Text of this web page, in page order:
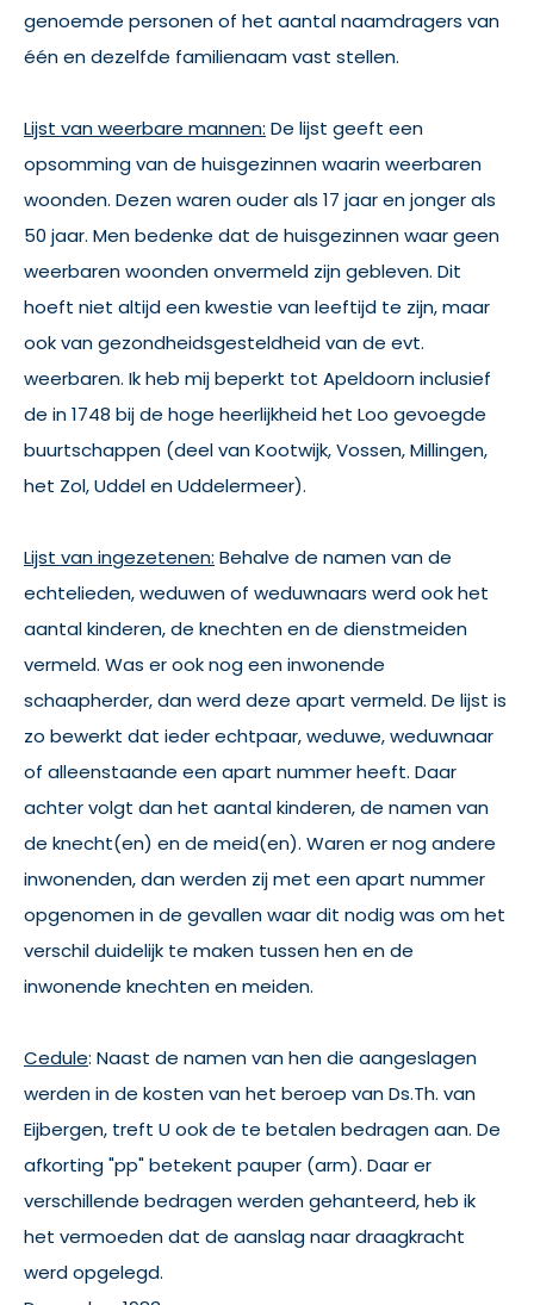
genoemde personen of het aantal naamdragers van
één en dezelfde familienaam vast stellen.
Lijst van weerbare mannen: De lijst geeft een
opsomming van de huisgezinnen waarin weerbaren
woonden. Dezen waren ouder als 17 jaar en jonger als
50 jaar. Men bedenke dat de huisgezinnen waar geen
weerbaren woonden onvermeld zijn gebleven. Dit
hoeft niet altijd een kwestie van leeftijd te zijn, maar
ook van gezondheidsgesteldheid van de evt.
weerbaren. Ik heb mij beperkt tot Apeldoorn inclusief
de in 1748 bij de hoge heerlijkheid het Loo gevoegde
buurtschappen (deel van Kootwijk, Vossen, Millingen,
het Zol, Uddel en Uddelermeer).
Lijst van ingezetenen: Behalve de namen van de
echtelieden, weduwen of weduwnaars werd ook het
aantal kinderen, de knechten en de dienstmeiden
vermeld. Was er ook nog een inwonende
schaapherder, dan werd deze apart vermeld. De lijst is
zo bewerkt dat ieder echtpaar, weduwe, weduwnaar
of alleenstaande een apart nummer heeft. Daar
achter volgt dan het aantal kinderen, de namen van
de knecht(en) en de meid(en). Waren er nog andere
inwonenden, dan werden zij met een apart nummer
opgenomen in de gevallen waar dit nodig was om het
verschil duidelijk te maken tussen hen en de
inwonende knechten en meiden.
Cedule: Naast de namen van hen die aangeslagen
werden in de kosten van het beroep van Ds.Th. van
Eijbergen, treft U ook de te betalen bedragen aan. De
afkorting "pp" betekent pauper (arm). Daar er
verschillende bedragen werden gehanteerd, heb ik
het vermoeden dat de aanslag naar draagkracht
werd opgelegd.